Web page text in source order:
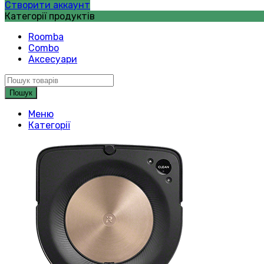
Створити аккаунт
Категорії продуктів
Roomba
Combo
Аксесуари
Пошук
Меню
Категорії